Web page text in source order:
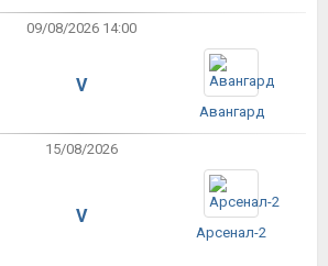
09/08/2026 14:00
V
Авангард
15/08/2026
V
Арсенал-2